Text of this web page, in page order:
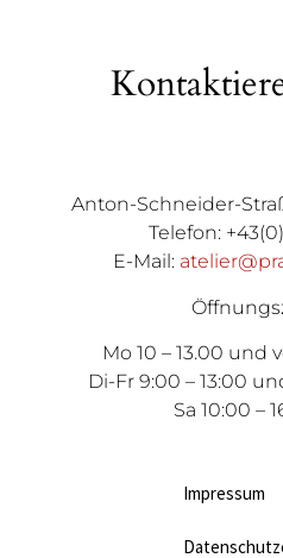
Anton-Schneider-
Telefon:
E-Mail:
Mo 10 – 13.00 und
Di-Fr 9:00 – 13:00
Sa 10:00 –
Impressum